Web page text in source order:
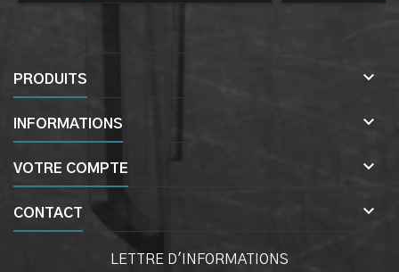
PRODUITS 
INFORMATIONS 
VOTRE COMPTE 
CONTACT 
LETTRE D'INFORMATIONS